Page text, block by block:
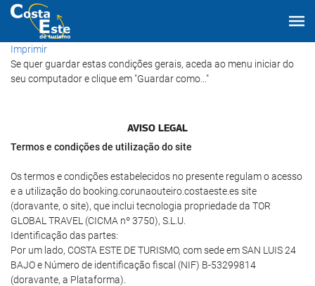
Imprimir
Se quer guardar estas condições gerais, aceda ao menu iniciar do
seu computador e clique em "Guardar como..."
AVISO LEGAL
Termos e condições de utilização do site
Os termos e condições estabelecidos no presente regulam o acesso
e a utilização do booking.corunaouteiro.costaeste.es site
(doravante, o site), que inclui tecnologia propriedade da TOR
GLOBAL TRAVEL (CICMA nº 3750), S.L.U.
Identificação das partes:
Por um lado, COSTA ESTE DE TURISMO, com sede em SAN LUIS 24
BAJO e Número de identificação fiscal (NIF) B-53299814
(doravante, a Plataforma).